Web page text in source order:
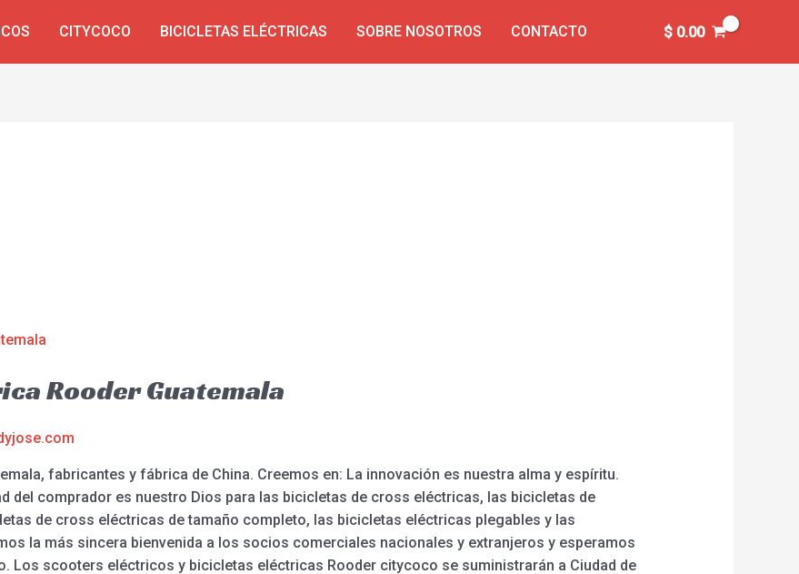
CITYCOCO BICICLETAS ELÉCTRICAS SOBRE NOSOTROS CONTACTO $0.00
Rooder Guatemala
fabricantes y fábrica de China. Creemos en: La innovación es nuestra alma y espíritu.
del comprador es nuestro Dios para las bicicletas de cross eléctricas, las bicicletas de
de cross eléctricas de tamaño completo, las bicicletas eléctricas plegables y las
la más sincera bienvenida a los socios comerciales nacionales y extranjeros y esperamos
Los scooters eléctricos y bicicletas eléctricas Rooder citycoco se suministrarán a Ciudad de